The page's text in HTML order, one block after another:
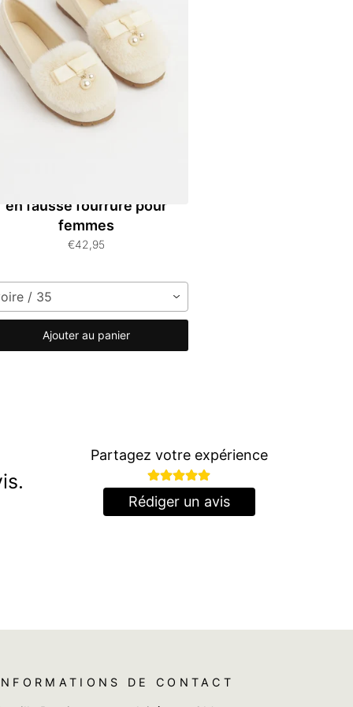
en fausse fourrure pour
femmes
€42,95
/ 35
Ajouter au panier
Partagez votre expérience
Rédiger un avis
DE CONTACT